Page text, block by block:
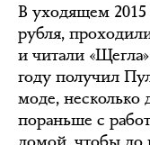
В уходящем 2015
рубля,
и читали
году получил
моде, несколько
пораньше с